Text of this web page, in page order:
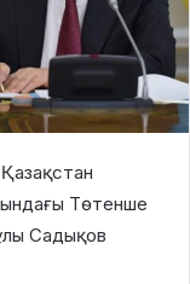
Төтенше
Садықов